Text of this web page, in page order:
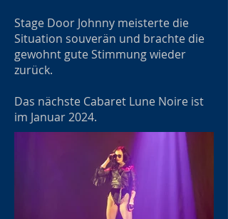
Stage Door Johnny meisterte die
Situation souverän und brachte die
gewohnt gute Stimmung wieder
zurück.
Das nächste Cabaret Lune Noire ist
im Januar 2024.